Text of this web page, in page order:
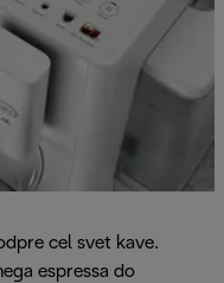
cel svet kave.
espressa do